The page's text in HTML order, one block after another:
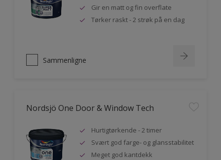
Gir en matt og fin overflate
Tørker raskt - 2 strøk på en dag
Sammenligne
Nordsjö One Door & Window Tech
Hurtigtørkende - 2 timer
Svært god farge- og glansstabilitet
Meget god kantdekk